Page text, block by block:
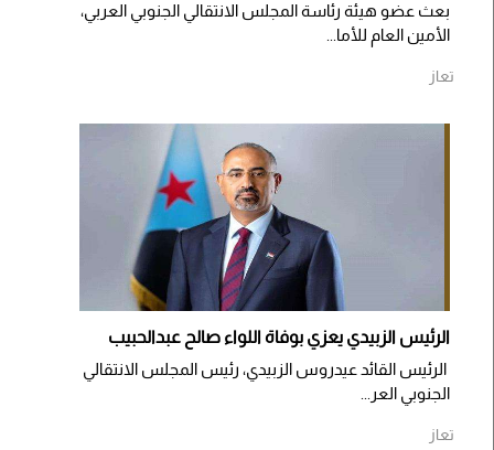
بعث عضو هيئة رئاسة المجلس الانتقالي الجنوبي العربي،
الأمين العام للأما...
تعاز
الرئيس الزبيدي يعزي بوفاة اللواء صالح عبدالحبيب
الرئيس القائد عيدروس الزبيدي، رئيس المجلس الانتقالي
الجنوبي العر...
تعاز